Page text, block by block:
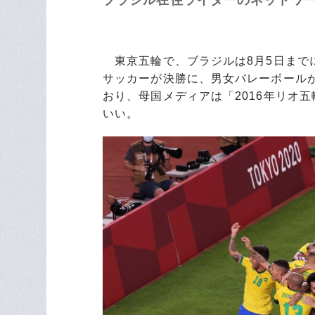
東京五輪で、ブラジルは8月5日まで
サッカーが決勝に、男女バレーボール
おり、母国メディアは「2016年リオ
いい。